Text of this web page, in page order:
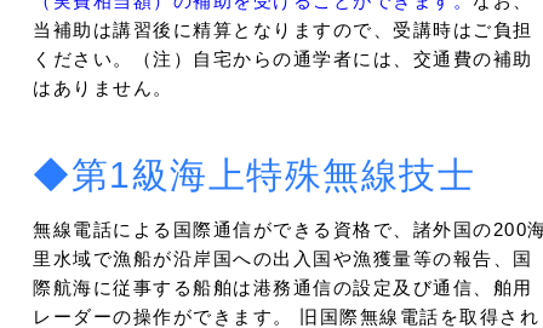
当補助は講習後に精算となりますので、受講時はご負担
ください。（注）自宅からの通学者には、交通費の補助
はありません。
◆第1級海上特殊無線技士
無線電話による国際通信ができる資格で、諸外国の200
里水域で漁船が沿岸国への出入国や漁獲量等の報告、国
際航海に従事する船舶は港務通信の設定及び通信、舶用
レーダーの操作ができます。 旧国際無線電話を取得され